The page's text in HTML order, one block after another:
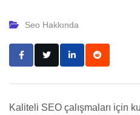
Seo Hakkında
Kaliteli SEO çalışmaları için